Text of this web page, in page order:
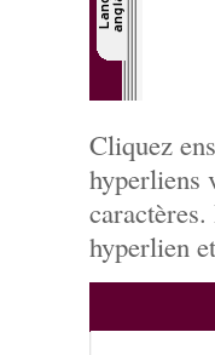
Cliquez
hyperliens
hyperlien